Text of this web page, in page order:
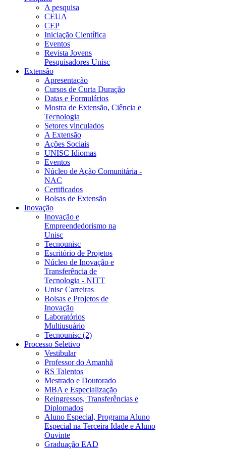
A pesquisa
CEUA
CEP
Iniciação Científica
Eventos
Revista Jovens
Pesquisadores Unisc
Extensão
Apresentação
Cursos de Curta Duração
Datas e Formulários
Mostra de Extensão, Ciência e
Tecnologia
Setores vinculados
A Extensão
Ações Sociais
UNISC Idiomas
Eventos
Núcleo de Ação Comunitária -
NAC
Certificados
Bolsas de Extensão
Inovação
Inovação e
Empreendedorismo na
Unisc
Tecnounisc
Escritório de Projetos
Núcleo de Inovação e
Transferência de
Tecnologia - NITT
Unisc Carreiras
Bolsas e Projetos de
Inovação
Laboratórios
Multiusuário
Tecnounisc (2)
Processo Seletivo
Vestibular
Professor do Amanhã
RS Talentos
Mestrado e Doutorado
MBA e Especialização
Reingressos, Transferências e
Diplomados
Aluno Especial, Programa Aluno
Especial na Terceira Idade e Aluno
Ouvinte
Graduação EAD